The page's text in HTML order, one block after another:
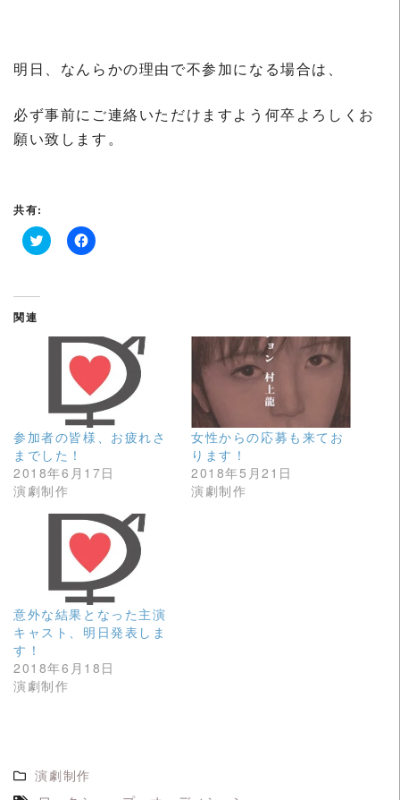
明日、なんらかの理由で不参加になる場合は、
必ず事前にご連絡いただけますよう何卒よろしくお
願い致します。
共有:
ク
し
て
T
有
(
新
し
い
ウ
ィ
F
k
で
共
す
る
に
は
ク
リ
ッ
ク
し
だ
さ
い
新
し
い
ウ
ィ
ン
ド
ウ
開
き
関連
参加者の皆様、お疲れさ
までした！
2018年6月17日
演劇制作
女性からの応募も来てお
ります！
2018年5月21日
演劇制作
意外な結果となった主演
キャスト、明日発表しま
す！
2018年6月18日
演劇制作
演劇制作